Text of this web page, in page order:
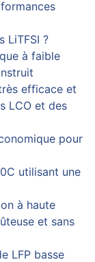
LiTFSI ?
à faible
efficace et
LCO et des
pour
utilisant une
à haute
et sans
LFP basse